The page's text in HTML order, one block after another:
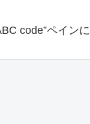
code”ペイン